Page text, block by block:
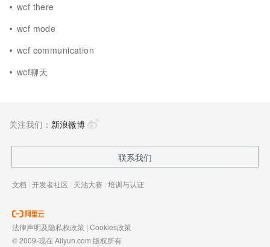
wcf there
wcf mode
wcf communication
wcf聊天
关注我们： 新浪微博
联系我们
文档 | 开发者社区 | 天池大赛 | 培训与认证
法律声明及隐私权政策 | Cookies政策
© 2009-现在 Aliyun.com 版权所有